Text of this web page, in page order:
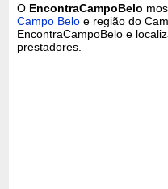
O EncontraCampoBelo
Campo Belo e região do
EncontraCampoBelo e
prestadores.